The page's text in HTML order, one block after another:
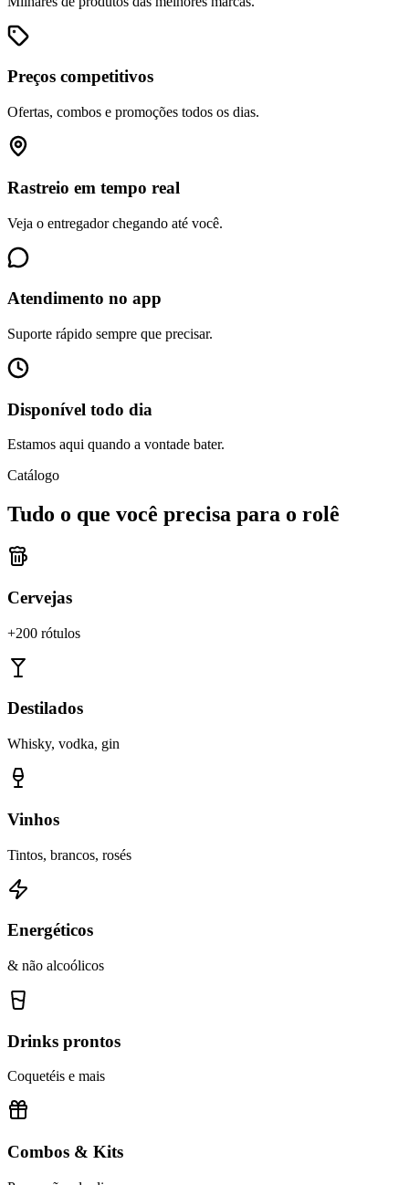
Preços competitivos
Ofertas, combos e promoções todos os dias.
Rastreio em tempo real
Veja o entregador chegando até você.
Atendimento no app
Suporte rápido sempre que precisar.
Disponível todo dia
Estamos aqui quando a vontade bater.
Catálogo
Tudo o que você precisa para o rolê
Cervejas
+200 rótulos
Destilados
Whisky, vodka, gin
Vinhos
Tintos, brancos, rosés
Energéticos
& não alcoólicos
Drinks prontos
Coquetéis e mais
Combos & Kits